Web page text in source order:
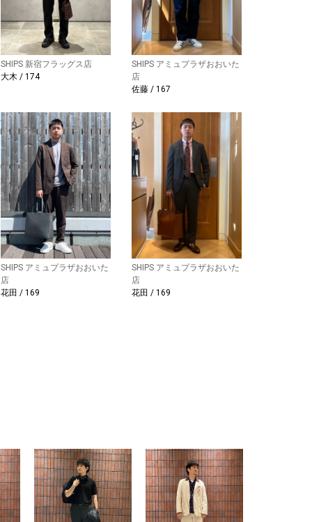
SHIPS 新宿フラッグス店
大木 / 174
SHIPS アミュプラザおおいた
店
佐藤 / 167
SHIPS アミュプラザおおいた
店
花田 / 169
SHIPS アミュプラザおおいた
店
花田 / 169